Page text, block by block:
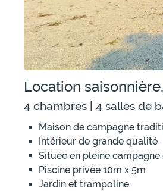
Location
4 chambres | 4 salles de
Maison de campagne
Intérieur de grande qualité
Située en pleine
Piscine privée 10m x 5m
Jardin et trampoline